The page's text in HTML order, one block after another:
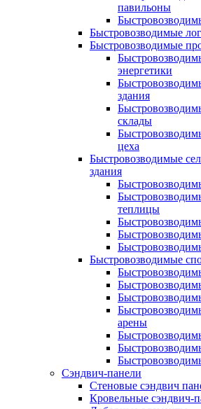
павильоны
Быстровозводимые
Быстровозводимые
энергетики
здания
склады
цеха
Быстровозводимые
здания
теплицы
Быстровозводимые
арены
Сэндвич-панели
Стеновые сэндвич
Кровельные сэндвич-